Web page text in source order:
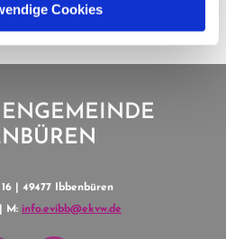
Cookies
| 49477 Ibbenbüren
M: info.evibb@ekvw.de